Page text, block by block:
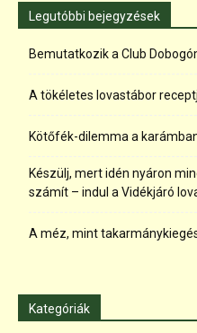
Legutóbbi bejegyzések
Bemutatkozik a Club
A tökéletes lovastábor
Kötőfék-dilemma a
Készülj, mert idén nyáron
számít – indul a Vidékjáró
A méz, mint
Kategóriák